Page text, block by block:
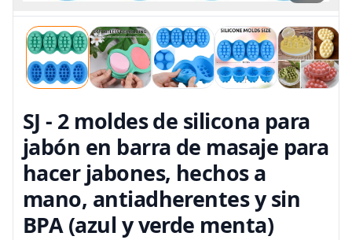
SJ - 2 moldes de silicona para
jabón en barra de masaje para
hacer jabones, hechos a
mano, antiadherentes y sin
BPA (azul y verde menta)